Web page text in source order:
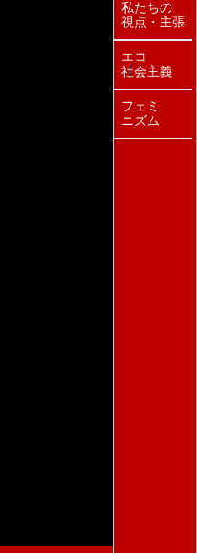
私たちの
視点・主張
エコ
社会主義
フェミ
ニズム